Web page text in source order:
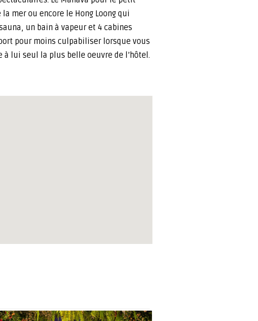
mer ou encore le Hong Loong qui
un bain à vapeur et 4 cabines
pour moins culpabiliser lorsque vous
lui seul la plus belle oeuvre de l’hôtel.